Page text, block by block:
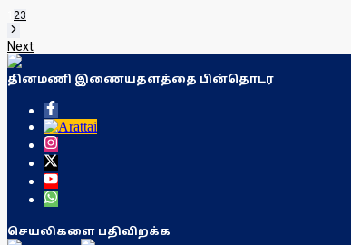
23
Next
தினமணி இணையதளத்தை பின்தொடர
செயலிகளை பதிவிறக்க